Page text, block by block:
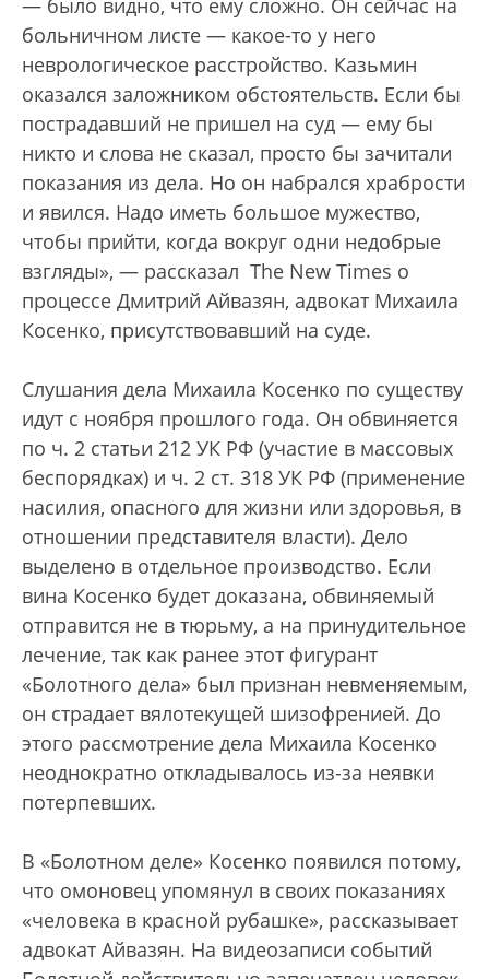
— было видно, что ему сложно. Он сейчас на
больничном листе — какое-то у него
неврологическое расстройство. Казьмин
оказался заложником обстоятельств. Если бы
пострадавший не пришел на суд — ему бы
никто и слова не сказал, просто бы зачитали
показания из дела. Но он набрался храбрости
и явился. Надо иметь большое мужество,
чтобы прийти, когда вокруг одни недобрые
взгляды», — рассказал The New Times о
процессе Дмитрий Айвазян, адвокат Михаила
Косенко, присутствовавший на суде.
Слушания дела Михаила Косенко по существу
идут с ноября прошлого года. Он обвиняется
по ч. 2 статьи 212 УК РФ (участие в массовых
беспорядках) и ч. 2 ст. 318 УК РФ (применение
насилия, опасного для жизни или здоровья, в
отношении представителя власти). Дело
выделено в отдельное производство. Если
вина Косенко будет доказана, обвиняемый
отправится не в тюрьму, а на принудительное
лечение, так как ранее этот фигурант
«Болотного дела» был признан невменяемым,
он страдает вялотекущей шизофренией. До
этого рассмотрение дела Михаила Косенко
неоднократно откладывалось из-за неявки
потерпевших.
В «Болотном деле» Косенко появился потому,
что омоновец упомянул в своих показаниях
«человека в красной рубашке», рассказывает
адвокат Айвазян. На видеозаписи событий